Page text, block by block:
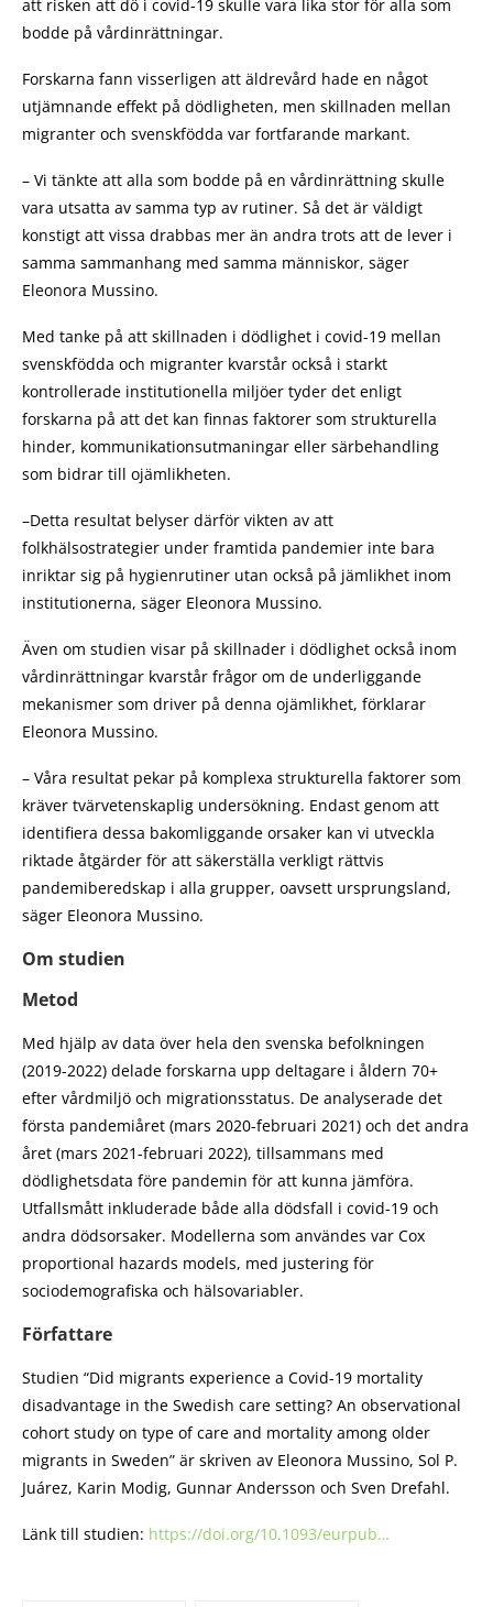
att risken att dö i covid-19 skulle vara lika stor för alla som
bodde på vårdinrättningar.
Forskarna fann visserligen att äldrevård hade en något
utjämnande effekt på dödligheten, men skillnaden mellan
migranter och svenskfödda var fortfarande markant.
– Vi tänkte att alla som bodde på en vårdinrättning skulle
vara utsatta av samma typ av rutiner. Så det är väldigt
konstigt att vissa drabbas mer än andra trots att de lever i
samma sammanhang med samma människor, säger
Eleonora Mussino.
Med tanke på att skillnaden i dödlighet i covid-19 mellan
svenskfödda och migranter kvarstår också i starkt
kontrollerade institutionella miljöer tyder det enligt
forskarna på att det kan finnas faktorer som strukturella
hinder, kommunikationsutmaningar eller särbehandling
som bidrar till ojämlikheten.
–Detta resultat belyser därför vikten av att
folkhälsostrategier under framtida pandemier inte bara
inriktar sig på hygienrutiner utan också på jämlikhet inom
institutionerna, säger Eleonora Mussino.
Även om studien visar på skillnader i dödlighet också inom
vårdinrättningar kvarstår frågor om de underliggande
mekanismer som driver på denna ojämlikhet, förklarar
Eleonora Mussino.
– Våra resultat pekar på komplexa strukturella faktorer som
kräver tvärvetenskaplig undersökning. Endast genom att
identifiera dessa bakomliggande orsaker kan vi utveckla
riktade åtgärder för att säkerställa verkligt rättvis
pandemiberedskap i alla grupper, oavsett ursprungsland,
säger Eleonora Mussino.
Om studien
Metod
Med hjälp av data över hela den svenska befolkningen
(2019-2022) delade forskarna upp deltagare i åldern 70+
efter vårdmiljö och migrationsstatus. De analyserade det
första pandemiåret (mars 2020-februari 2021) och det andra
året (mars 2021-februari 2022), tillsammans med
dödlighetsdata före pandemin för att kunna jämföra.
Utfallsmått inkluderade både alla dödsfall i covid-19 och
andra dödsorsaker. Modellerna som användes var Cox
proportional hazards models, med justering för
sociodemografiska och hälsovariabler.
Författare
Studien “Did migrants experience a Covid-19 mortality
disadvantage in the Swedish care setting? An observational
cohort study on type of care and mortality among older
migrants in Sweden” är skriven av Eleonora Mussino, Sol P.
Juárez, Karin Modig, Gunnar Andersson och Sven Drefahl.
Länk till studien: https://doi.org/10.1093/eurpub…